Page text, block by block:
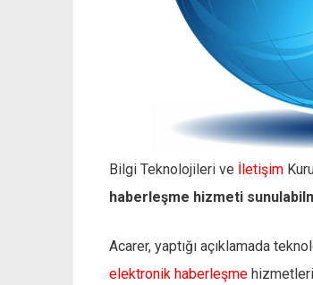
Bilgi Teknolojileri ve İletişim
haberleşme hizmeti
Acarer, yaptığı açıklamada
elektronik haberleşme